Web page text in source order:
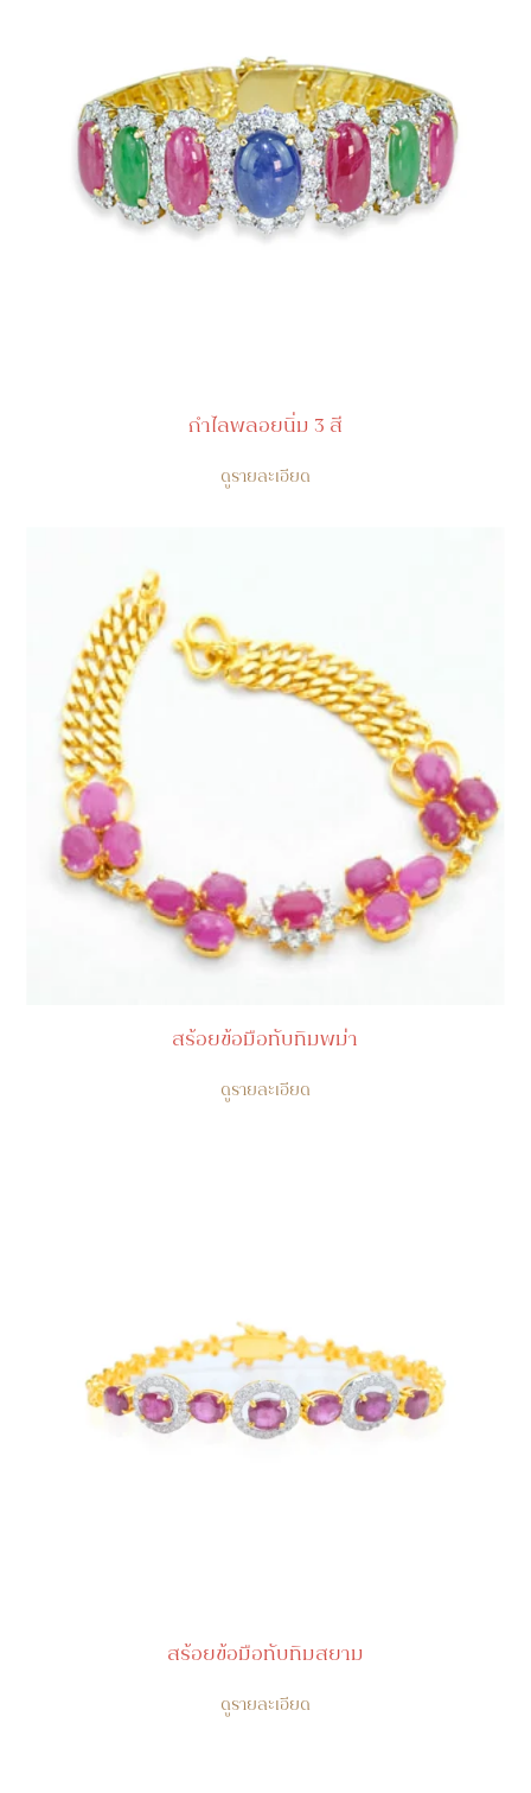
กำไลพลอยนิ่ม 3 สี
ดูรายละเอียด
สร้อยข้อมือทับทิมพม่า
ดูรายละเอียด
สร้อยข้อมือทับทิมสยาม
ดูรายละเอียด